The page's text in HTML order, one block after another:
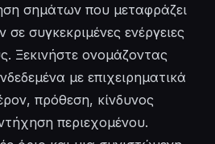
σημάτων που μεταφράζει
συγκεκριμένες ενέργειες
Ξεκινήστε ονομάζοντας
με επιχειρηματικά
πρόθεση, κίνδυνος
περιεχομένου.